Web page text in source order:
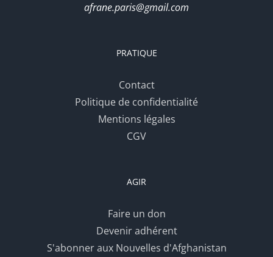
afrane.paris@gmail.com
PRATIQUE
Contact
Politique de confidentialité
Mentions légales
CGV
AGIR
Faire un don
Devenir adhérent
S'abonner aux Nouvelles d'Afghanistan